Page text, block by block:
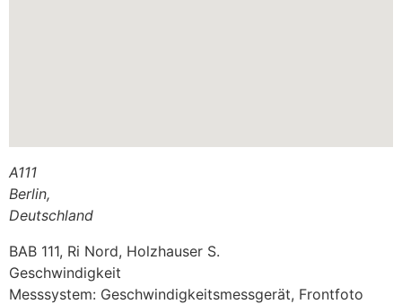
A111
Berlin,
Deutschland
BAB 111, Ri Nord, Holzhauser S.
Geschwindigkeit
Messsystem: Geschwindigkeitsmessgerät, Frontfoto